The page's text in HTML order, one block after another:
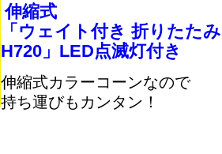
伸縮式
「ウェイト付き 折りたた
H720」LED点滅灯付き
伸縮式カラーコーンなので
持ち運びもカンタン！